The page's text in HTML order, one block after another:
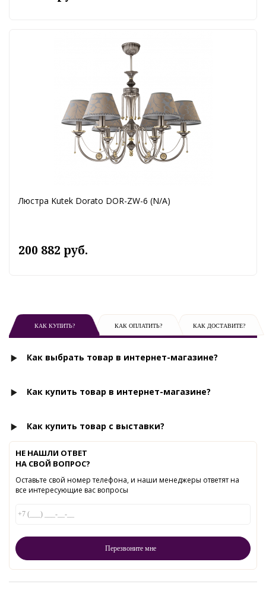
Люстра Kutek Dorato DOR-ZW-6 (N/A)
200 882 руб.
КАК КУПИТЬ? КАК ОПЛАТИТЬ? КАК ДОСТАВИТЕ?
Как выбрать товар в интернет-магазине?
Как купить товар в интернет-магазине?
Как купить товар с выставки?
НЕ НАШЛИ ОТВЕТ
НА СВОЙ ВОПРОС?
Оставьте свой номер телефона, и наши менеджеры ответят на
все интересующие вас вопросы